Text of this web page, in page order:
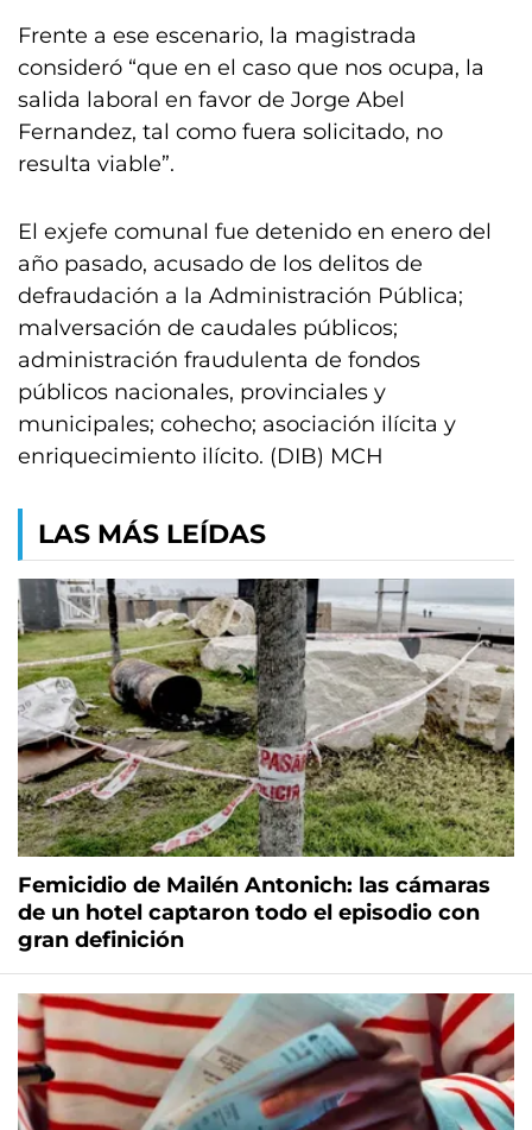
Frente a ese escenario, la magistrada
consideró “que en el caso que nos ocupa, la
salida laboral en favor de Jorge Abel
Fernandez, tal como fuera solicitado, no
resulta viable”.
El exjefe comunal fue detenido en enero del
año pasado, acusado de los delitos de
defraudación a la Administración Pública;
malversación de caudales públicos;
administración fraudulenta de fondos
públicos nacionales, provinciales y
municipales; cohecho; asociación ilícita y
enriquecimiento ilícito. (DIB) MCH
LAS MÁS LEÍDAS
Femicidio de Mailén Antonich: las cámaras
de un hotel captaron todo el episodio con
gran definición